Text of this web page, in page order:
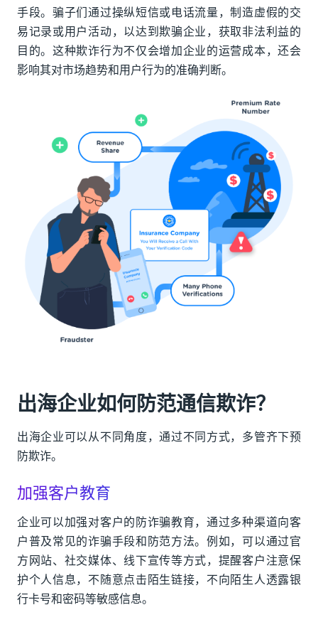
手段。骗子们通过操纵短信或电话流量，制造虚假的交
易记录或用户活动，以达到欺骗企业，获取非法利益的
目的。这种欺诈行为不仅会增加企业的运营成本，还会
影响其对市场趋势和用户行为的准确判断。
出海企业如何防范通信欺诈？
出海企业可以从不同角度，通过不同方式，多管齐下预
防欺诈。
加强客户教育
企业可以加强对客户的防诈骗教育，通过多种渠道向客
户普及常见的诈骗手段和防范方法。例如，可以通过官
方网站、社交媒体、线下宣传等方式，提醒客户注意保
护个人信息，不随意点击陌生链接，不向陌生人透露银
行卡号和密码等敏感信息。